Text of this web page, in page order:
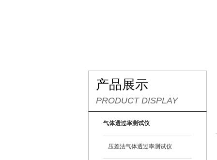
产品展示
PRODUCT DISPLAY
气体透过率测试仪
压差法气体透过率测试仪